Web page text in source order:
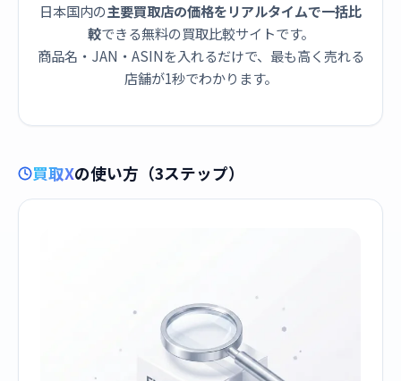
日本国内の主要買取店の価格をリアルタイムで一括比
較できる無料の買取比較サイトです。
商品名・JAN・ASINを入れるだけで、最も高く売れる
店舗が1秒でわかります。
買取Xの使い方（3ステップ）